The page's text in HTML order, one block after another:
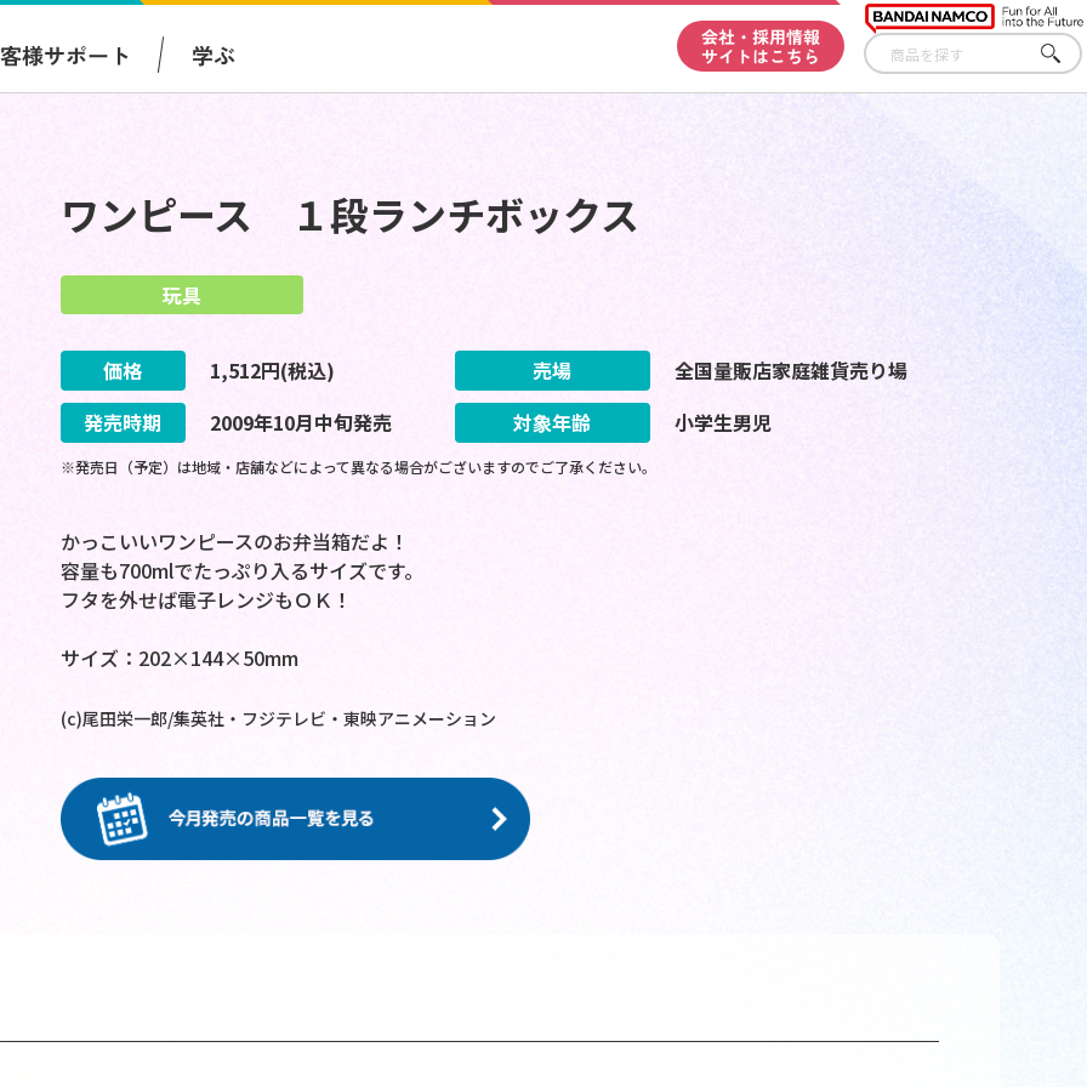
様サポート 学ぶ
会社・採用情報
サイトはこちら
さが
す
ワンピース １段ランチボックス
玩具
価格 1,512円(税込) 売場
全国量販店家庭雑貨売り場
発売時期
2009年10月中旬発売 対象年齢 小学生男児
※発売日（予定）は地域・店舗などによって異なる場合がございますのでご了承ください。
かっこいいワンピースのお弁当箱だよ！
容量も700mlでたっぷり入るサイズです。
フタを外せば電子レンジもＯＫ！
サイズ：202×144×50mm
(c)尾田栄一郎/集英社・フジテレビ・東映アニメーション